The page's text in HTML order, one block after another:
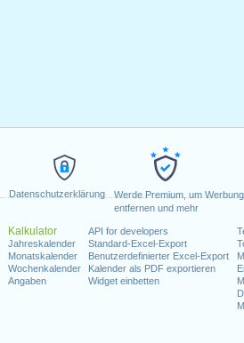
Datenschutzerklärung
Werde Premium, um
entfernen und mehr
Kalkulator
Jahreskalender
Monatskalender
Wochenkalender
Angaben
API for developers
Standard-Excel-Export
Benutzerdefinierter Excel-Export
Kalender als PDF exportieren
Widget einbetten